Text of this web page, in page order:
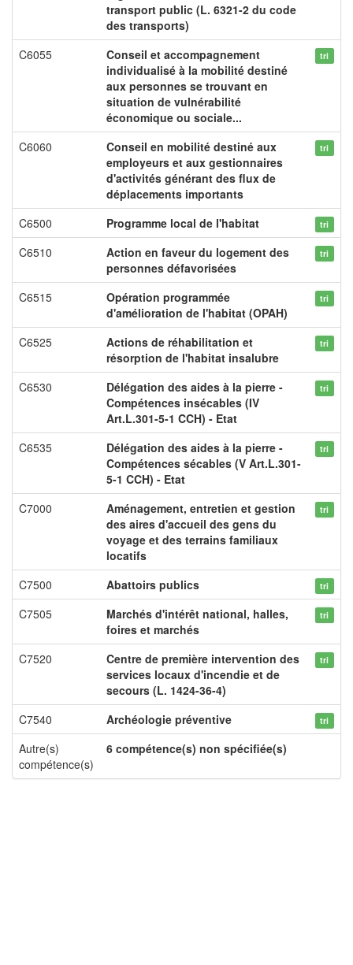
transport public (L. 6321-2 du code
des transports)
C6055
Conseil et accompagnement
individualisé à la mobilité destiné
aux personnes se trouvant en
situation de vulnérabilité
économique ou sociale...
tri
C6060
Conseil en mobilité destiné aux
employeurs et aux gestionnaires
d'activités générant des flux de
déplacements importants
tri
C6500 Programme local de l'habitat tri
C6510
Action en faveur du logement des
personnes défavorisées
tri
C6515
Opération programmée
d'amélioration de l'habitat (OPAH)
tri
C6525
Actions de réhabilitation et
résorption de l'habitat insalubre
tri
C6530
Délégation des aides à la pierre -
Compétences insécables (IV
Art.L.301-5-1 CCH) - Etat
tri
C6535
Délégation des aides à la pierre -
Compétences sécables (V Art.L.301-
5-1 CCH) - Etat
tri
C7000
Aménagement, entretien et gestion
des aires d'accueil des gens du
voyage et des terrains familiaux
locatifs
tri
C7500 Abattoirs publics tri
C7505
Marchés d'intérêt national, halles,
foires et marchés
tri
C7520
Centre de première intervention des
services locaux d'incendie et de
secours (L. 1424-36-4)
tri
C7540 Archéologie préventive tri
Autre(s)
compétence(s)
6 compétence(s) non spécifiée(s)